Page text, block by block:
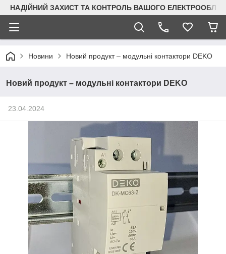
НАДІЙНИЙ ЗАХИСТ ТА КОНТРОЛЬ ВАШОГО
Новини Новий продукт – модульні контактори DEKO
Новий продукт – модульні контактори DEKO
23.04.2024